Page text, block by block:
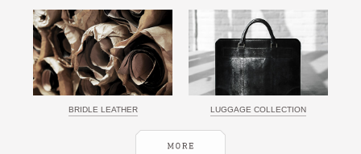
BRIDLE LEATHER LUGGAGE COLLECTION